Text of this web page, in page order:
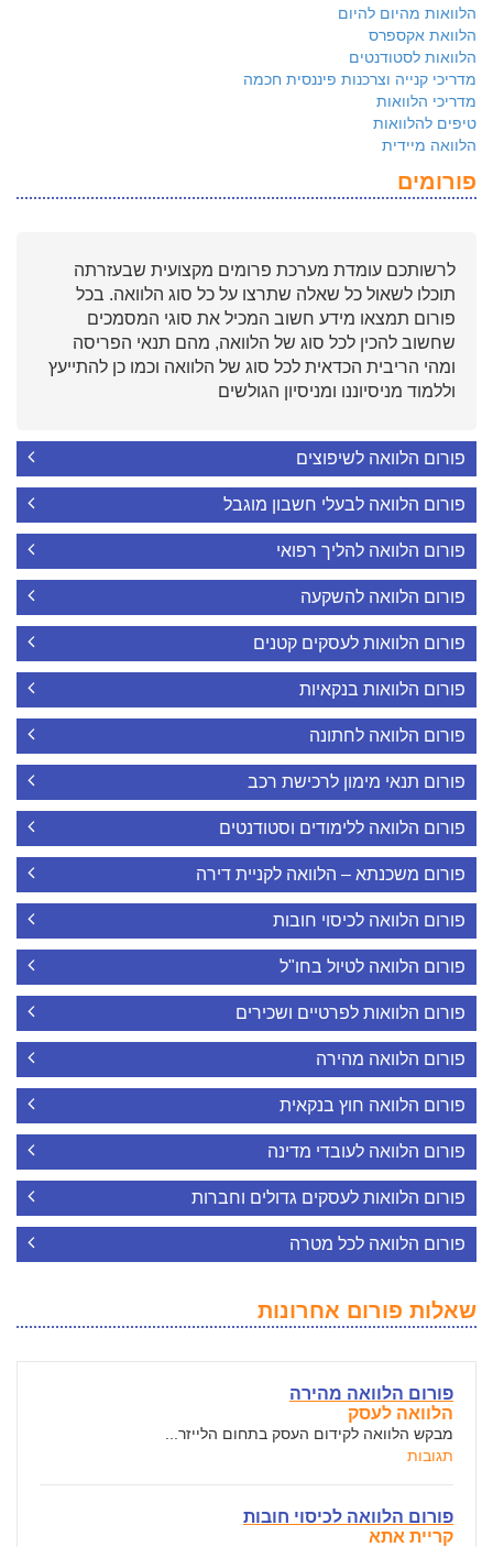
הלוואות מהיום להיום
הלוואת אקספרס
הלוואות לסטודנטים
מדריכי קנייה וצרכנות פיננסית חכמה
מדריכי הלוואות
טיפים להלוואות
הלוואה מיידית
פורומים
לרשותכם עומדת מערכת פרומים מקצועית שבעזרתה
תוכלו לשאול כל שאלה שתרצו על כל סוג הלוואה. בכל
פורום תמצאו מידע חשוב המכיל את סוגי המסמכים
שחשוב להכין לכל סוג של הלוואה, מהם תנאי הפריסה
ומהי הריבית הכדאית לכל סוג של הלוואה וכמו כן להתייעץ
וללמוד מניסיוננו ומניסיון הגולשים
פורום הלוואה לשיפוצים
פורום הלוואה לבעלי חשבון מוגבל
פורום הלוואה להליך רפואי
פורום הלוואה להשקעה
פורום הלוואות לעסקים קטנים
פורום הלוואות בנקאיות
פורום הלוואה לחתונה
פורום תנאי מימון לרכישת רכב
פורום הלוואה ללימודים וסטודנטים
פורום משכנתא – הלוואה לקניית דירה
פורום הלוואה לכיסוי חובות
פורום הלוואה לטיול בחו"ל
פורום הלוואות לפרטיים ושכירים
פורום הלוואה מהירה
פורום הלוואה חוץ בנקאית
פורום הלוואה לעובדי מדינה
פורום הלוואות לעסקים גדולים וחברות
פורום הלוואה לכל מטרה
שאלות פורום אחרונות
פורום הלוואה מהירה
הלוואה לעסק
מבקש הלוואה לקידום העסק בתחום הלייזר...
תגובות
פורום הלוואה לכיסוי חובות
קריית אתא